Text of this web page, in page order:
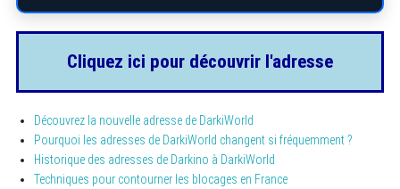
Cliquez ici pour découvrir l'adresse
Découvrez la nouvelle adresse de DarkiWorld
Pourquoi les adresses de DarkiWorld changent si fréquemment ?
Historique des adresses de Darkino à DarkiWorld
Techniques pour contourner les blocages en France